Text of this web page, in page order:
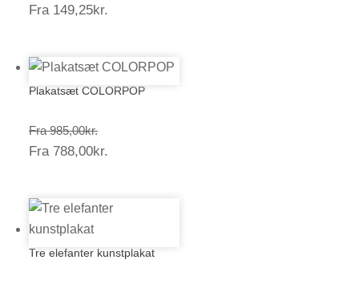
199,00kr.
Fra 149,25kr.
Plakatsæt COLORPOP
Fra 985,00kr.Prisinterval:
985,00kr.
Fra 788,00kr.
Tre elefanter kunstplakat